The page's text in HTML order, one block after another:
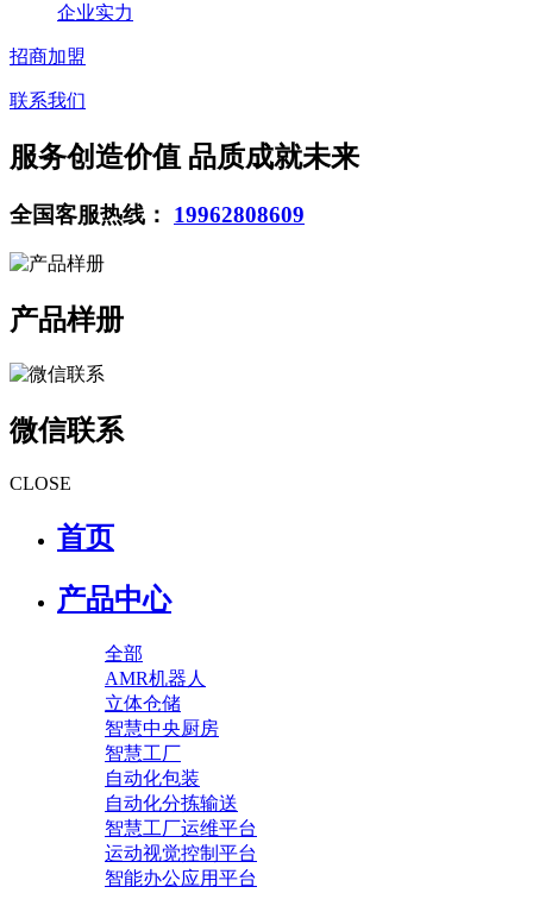
企业实力
招商加盟
联系我们
服务创造价值 品质成就未来
全国客服热线： 19962808609
产品样册
微信联系
CLOSE
首页
产品中心
全部
AMR机器人
立体仓储
智慧中央厨房
智慧工厂
自动化包装
自动化分拣输送
智慧工厂运维平台
运动视觉控制平台
智能办公应用平台